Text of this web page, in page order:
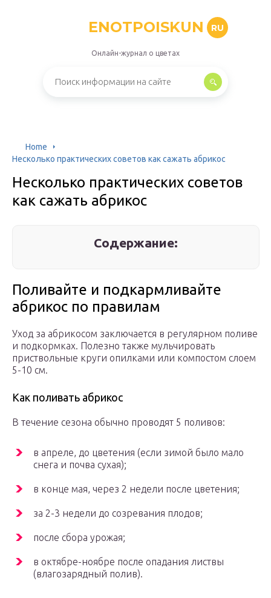
ENOTPOISKUN RU
Онлайн-журнал о цветах
Home
Несколько практических советов как сажать абрикос
Несколько практических советов
как сажать абрикос
Содержание:
Поливайте и подкармливайте
абрикос по правилам
Уход за абрикосом заключается в регулярном поливе
и подкормках. Полезно также мульчировать
приствольные круги опилками или компостом слоем
5-10 см.
Как поливать абрикос
В течение сезона обычно проводят 5 поливов:
в апреле, до цветения (если зимой было мало
снега и почва сухая);
в конце мая, через 2 недели после цветения;
за 2-3 недели до созревания плодов;
после сбора урожая;
в октябре-ноябре после опадания листвы
(влагозарядный полив).